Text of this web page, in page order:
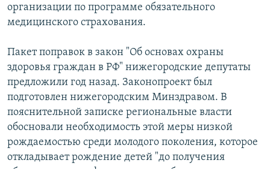
организации по программе обязательного
медицинского страхования.
Пакет поправок в закон "Об основах охраны
здоровья граждан в РФ" нижегородские депутаты
предложили год назад. Законопроект был
подготовлен нижегородским Минздравом. В
пояснительной записке региональные власти
обосновали необходимость этой меры низкой
рождаемостью среди молодого поколения, которое
откладывает рождение детей "до получения